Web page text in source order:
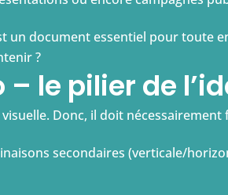
un document essentiel pour toute
?
– le pilier de
Donc, il doit
secondaires (verticale/